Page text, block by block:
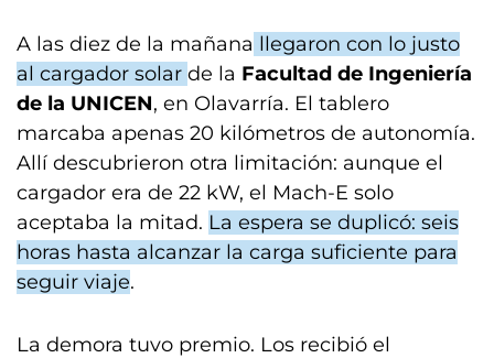
A las diez de la mañana llegaron con lo justo
al cargador solar de la Facultad de Ingeniería
de la UNICEN, en Olavarría. El tablero
marcaba apenas 20 kilómetros de autonomía.
Allí descubrieron otra limitación: aunque el
cargador era de 22 kW, el Mach-E solo
aceptaba la mitad. La espera se duplicó: seis
horas hasta alcanzar la carga suficiente para
seguir viaje.
La demora tuvo premio. Los recibió el